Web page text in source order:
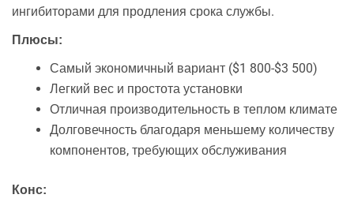
ингибиторами для продления срока службы.
Плюсы:
Самый экономичный вариант ($1 800-$3 500)
Легкий вес и простота установки
Отличная производительность в теплом климате
Долговечность благодаря меньшему количеству
компонентов, требующих обслуживания
Конс: